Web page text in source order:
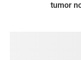
tumor